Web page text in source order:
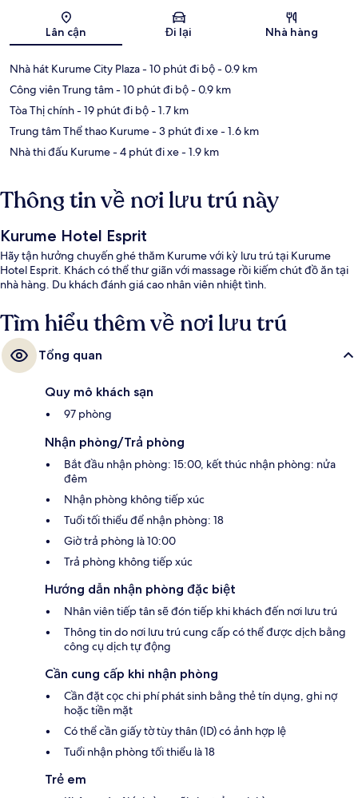
Bản đồ
Lân cận Đi lại Nhà hàng
Nhà hát Kurume City Plaza- 10 phút đi bộ- 0.9 km
Công viên Trung tâm- 10 phút đi bộ- 0.9 km
Tòa Thị chính- 19 phút đi bộ- 1.7 km
Trung tâm Thể thao Kurume- 3 phút đi xe- 1.6 km
Nhà thi đấu Kurume- 4 phút đi xe- 1.9 km
Thông tin về nơi lưu trú này
Kurume Hotel Esprit
Hãy tận hưởng chuyến ghé thăm Kurume với kỳ lưu trú tại Kurume
Hotel Esprit. Khách có thể thư giãn với massage rồi kiếm chút đồ ăn tại
nhà hàng. Du khách đánh giá cao nhân viên nhiệt tình.
Tìm hiểu thêm về nơi lưu trú
Tổng quan
Quy mô khách sạn
97 phòng
Nhận phòng/Trả phòng
Bắt đầu nhận phòng: 15:00, kết thúc nhận phòng: nửa
đêm
Nhận phòng không tiếp xúc
Tuổi tối thiểu để nhận phòng: 18
Giờ trả phòng là 10:00
Trả phòng không tiếp xúc
Hướng dẫn nhận phòng đặc biệt
Nhân viên tiếp tân sẽ đón tiếp khi khách đến nơi lưu trú
Thông tin do nơi lưu trú cung cấp có thể được dịch bằng
công cụ dịch tự động
Cần cung cấp khi nhận phòng
Cần đặt cọc chi phí phát sinh bằng thẻ tín dụng, ghi nợ
hoặc tiền mặt
Có thể cần giấy tờ tùy thân (ID) có ảnh hợp lệ
Tuổi nhận phòng tối thiểu là 18
Trẻ em